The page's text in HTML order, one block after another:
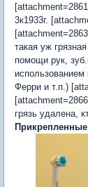
3к1933г.
такая уж
помощи рук,
Ферри и т.п.)
грязь удалена,